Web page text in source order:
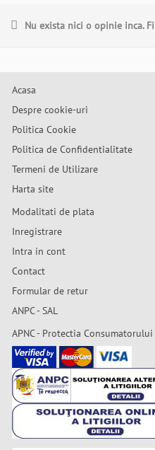
Nu exista nici o opinie inca.
Acasa
Despre cookie-uri
Politica Cookie
Politica de Confidentialitate
Termeni de Utilizare
Harta site
Modalitati de plata
Inregistrare
Intra in cont
Contact
Formular de retur
ANPC - SAL
APNC - Protectia Consumatorului